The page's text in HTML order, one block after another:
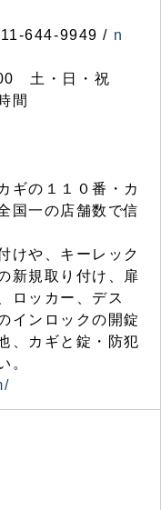
644-9949 / n
00 土・日・祝
間
ギの１１０番・カ
国一の店舗数で信
けや、キーレック
新規取り付け、扉
ロッカー、デス
インロックの開錠
、カギと錠・防犯
。